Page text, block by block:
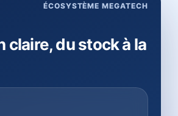
ÉCOSYSTÈME MEGATECH
claire, du stock à la